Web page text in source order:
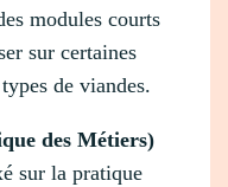
modules courts
sur certaines
de viandes.
des Métiers)
sur la pratique